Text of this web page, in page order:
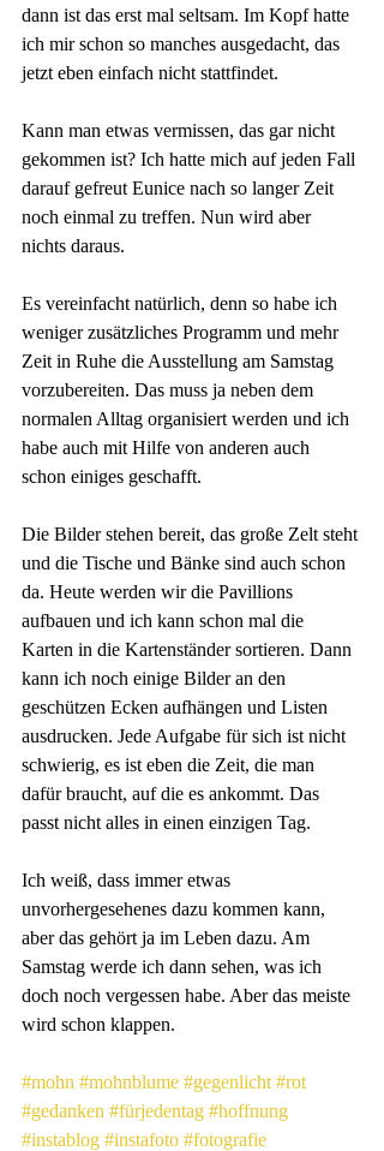
dann ist das erst mal seltsam. Im Kopf hatte
ich mir schon so manches ausgedacht, das
jetzt eben einfach nicht stattfindet.
Kann man etwas vermissen, das gar nicht
gekommen ist? Ich hatte mich auf jeden Fall
darauf gefreut Eunice nach so langer Zeit
noch einmal zu treffen. Nun wird aber
nichts daraus.
Es vereinfacht natürlich, denn so habe ich
weniger zusätzliches Programm und mehr
Zeit in Ruhe die Ausstellung am Samstag
vorzubereiten. Das muss ja neben dem
normalen Alltag organisiert werden und ich
habe auch mit Hilfe von anderen auch
schon einiges geschafft.
Die Bilder stehen bereit, das große Zelt steht
und die Tische und Bänke sind auch schon
da. Heute werden wir die Pavillions
aufbauen und ich kann schon mal die
Karten in die Kartenständer sortieren. Dann
kann ich noch einige Bilder an den
geschützen Ecken aufhängen und Listen
ausdrucken. Jede Aufgabe für sich ist nicht
schwierig, es ist eben die Zeit, die man
dafür braucht, auf die es ankommt. Das
passt nicht alles in einen einzigen Tag.
Ich weiß, dass immer etwas
unvorhergesehenes dazu kommen kann,
aber das gehört ja im Leben dazu. Am
Samstag werde ich dann sehen, was ich
doch noch vergessen habe. Aber das meiste
wird schon klappen.
#mohn #mohnblume #gegenlicht #rot
#gedanken #fürjedentag #hoffnung
#instablog #instafoto #fotografie